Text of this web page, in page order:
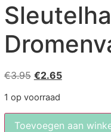
€3.95 €2.65
1 op voorraad
Toevoegen aan